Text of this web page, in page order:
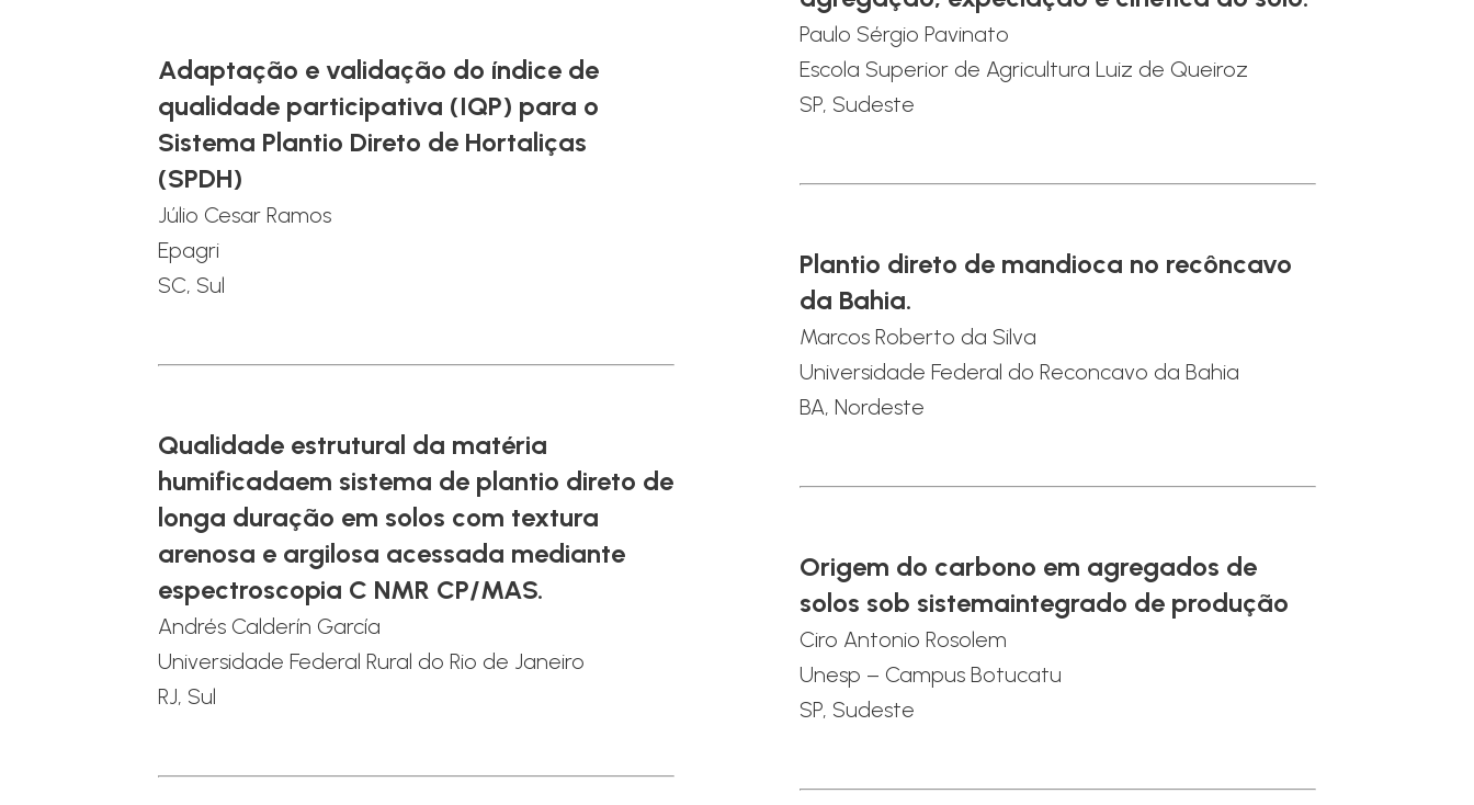
Adaptação e validação do índice de
qualidade participativa (IQP) para o
Sistema Plantio Direto de Hortaliças
(SPDH)
Júlio Cesar Ramos
Epagri
SC, Sul
Qualidade estrutural da matéria
humificadaem sistema de plantio direto de
longa duração em solos com textura
arenosa e argilosa acessada mediante
espectroscopia C NMR CP/MAS.
Andrés Calderín García
Universidade Federal Rural do Rio de Janeiro
RJ, Sul
Paulo Sérgio Pavinato
Escola Superior de Agricultura Luiz de Queiroz
SP, Sudeste
Plantio direto de mandioca no recôncavo
da Bahia.
Marcos Roberto da Silva
Universidade Federal do Reconcavo da Bahia
BA, Nordeste
Origem do carbono em agregados de
solos sob sistemaintegrado de produção
Ciro Antonio Rosolem
Unesp – Campus Botucatu
SP, Sudeste